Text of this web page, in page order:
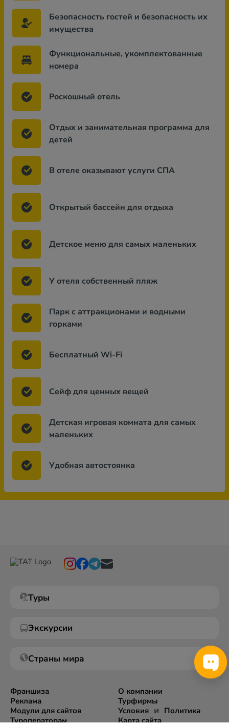
Безопасность гостей и безопасность их
имущества
Функциональные, укомплектованные
номера
Роскошный отель
Отдых и занимательная программа для
детей
В отеле оказывают услуги СПА
Открытый бассейн для отдыха
Детское меню для самых маленьких
У отеля собственный пляж
Парк с аттракционами и водными
горками
Бесплатный Wi-Fi
Сейф для ценных вещей
Детская игровая комната для самых
маленьких
Удобная автостоянка
Туры
Экскурсии
Страны мира
Франшиза
Реклама
Модули для сайтов
Туроператорам
О компании
Турфирмы
Условияи Политика
Карта сайта